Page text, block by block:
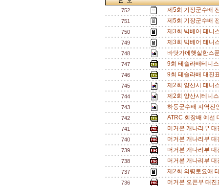
752 제5회 기장군수배
751 제5회 기장군수배
750 제3회 빅베어 테니
749 제3회 빅베어 테니
748 바닷가에햇살한스
747 9회 테슬라배테니
746 9회 테슬라배 대진
745 제2회 양산시 테니
744 제2회 양산시테니
743 하동군수배 지역진
742 ATRC 회장배 예선
741 머거본 개나리부
740 머거본 개나리부
739 머거본 개나리부
738 머거본 개나리부
737 제2회 의령토요애
736 머거본 오픈부 대